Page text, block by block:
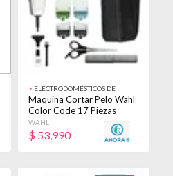
> ELECTRODOMÉSTICOS DE
BELLEZA
Maquina Cortar Pelo Wahl
Color Code 17 Piezas
Estuche Blanco
WAHL
$ 53,990